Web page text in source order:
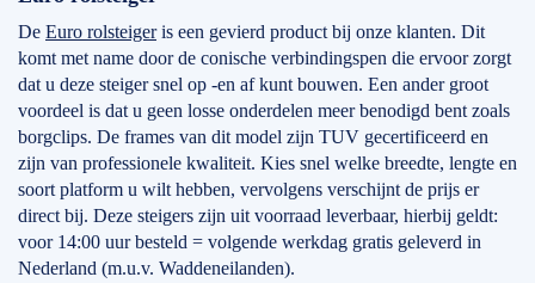
De Euro rolsteigeris een gevierd product bij onze klanten. Dit
komt met name door de conische verbindingspen die ervoor zorgt
dat u deze steiger snel op -en af kunt bouwen. Een ander groot
voordeel is dat u geen losse onderdelen meer benodigd bent zoals
borgclips. De frames van dit model zijn TUV gecertificeerd en
zijn van professionele kwaliteit. Kies snel welke breedte, lengte en
soort platform u wilt hebben, vervolgens verschijnt de prijs er
direct bij. Deze steigers zijn uit voorraad leverbaar, hierbij geldt:
voor 14:00 uur besteld = volgende werkdag gratis geleverd in
Nederland (m.u.v. Waddeneilanden).